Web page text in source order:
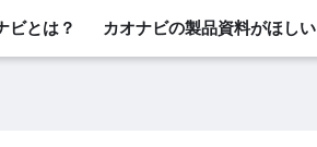
ビとは？ カオナビの製品資料がほしい